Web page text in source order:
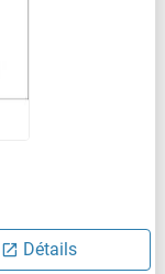
Détails